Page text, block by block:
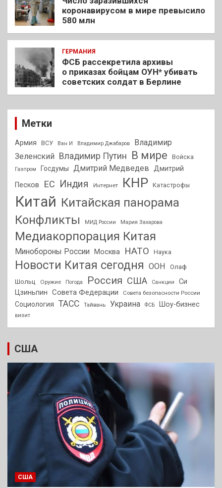
коронавирусом в мире превысило
580 млн
ГЕРМАНИЯ
ФСБ рассекретила архивы
о приказах бойцам ОУН* убивать
советских солдат в Берлине
Метки
Армия ВСУ Ван И Владимир Джабаров
Владимир
Зеленский
Владимир Путин В мире Войска
Газпром Госдумы Дмитрий Медведев Дмитрий
Песков
ЕС Индия Интернет КНР Катастрофы
Китай Китайская панорама
Конфликты
МИД России Мария Захарова
Медиакорпорация Китая
Минобороны России Москва НАТО Наука
Новости Китая сегодня ООН
Олаф
Шольц
Оружие Погода Россия США Санкции
Си
Цзиньпин Совета Федерации Совета безопасности России
Социология ТАСС Тайвань Украина ФСБ Шоу-бизнес
визит
США
США